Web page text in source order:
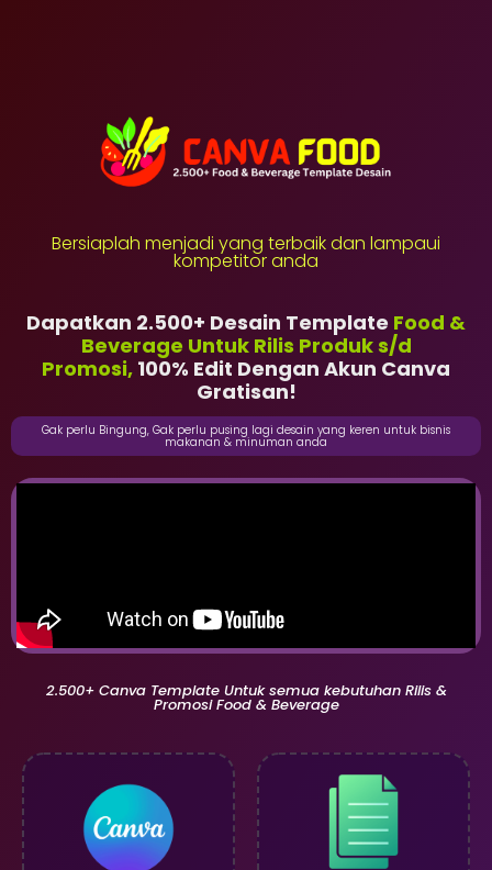
Bersiaplah menjadi yang terbaik dan lampaui
kompetitor anda
Dapatkan 2.500+ Desain Template Food &
Beverage Untuk Rilis Produk s/d
Promosi, 100% Edit Dengan Akun Canva
Gratisan!
Gak perlu Bingung, Gak perlu pusing lagi desain yang keren untuk bisnis
makanan & minuman anda
2.500+ Canva Template Untuk semua kebutuhan Rilis &
Promosi Food & Beverage